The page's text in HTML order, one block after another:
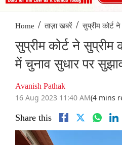
Home / ताज़ा खबरें / सुप्रीम कोर्ट
सुप्रीम कोर्ट ने सुप्रीम
में चुनाव सुधार पर
Avanish Pathak
16 Aug 2023 11:40 AM(4 mins
Share this